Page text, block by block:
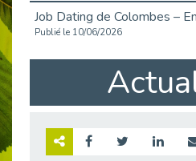
Publié le 10/06/2026
Publié le 09/06/2026